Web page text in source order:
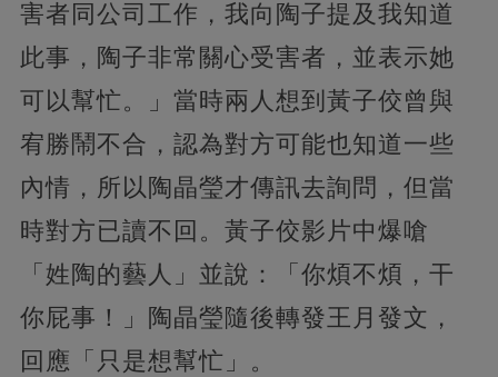
害者同公司工作，我向陶子提及我知道
此事，陶子非常關心受害者，並表示她
可以幫忙。」當時兩人想到黃子佼曾與
宥勝鬧不合，認為對方可能也知道一些
內情，所以陶晶瑩才傳訊去詢問，但當
時對方已讀不回。黃子佼影片中爆嗆
「姓陶的藝人」並說：「你煩不煩，干
你屁事！」陶晶瑩隨後轉發王月發文，
回應「只是想幫忙」。